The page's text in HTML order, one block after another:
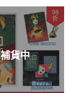
補貨中
98
折